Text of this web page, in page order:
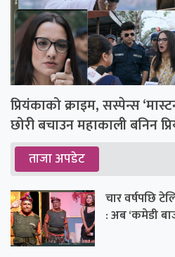
प्रियंकाको क्राइम, सस्पेन्स
छोरी बचाउन महाकाली बनिन
ताजा अपडेट
चार वर्षपछि
: अब ‘कमेडी